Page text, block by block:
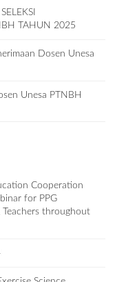
TAHUN 2025
Dosen Unesa
Unesa PTNBH
Cooperation
for PPG
Teachers throughout